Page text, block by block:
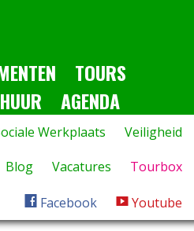
TOURS
AGENDA
Werkplaats
Veiligheid
Blog Vacatures Tourbox
Facebook Youtube